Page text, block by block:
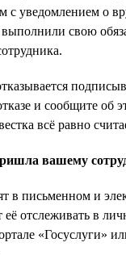
с уведомлением о
свою
и сообщите об
всё равно
вашему
в письменном и
отслеживать в
«Госуслуги»